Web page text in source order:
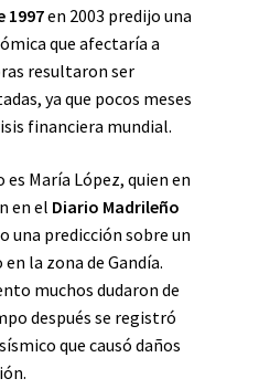
1997en 2003 predijo una
que afectaría a
resultaron ser
ya que pocos meses
financiera mundial.
María López, quien en
en el Diario Madrileño
una predicción sobre un
la zona de Gandía.
muchos dudaron de
después se registró
que causó daños